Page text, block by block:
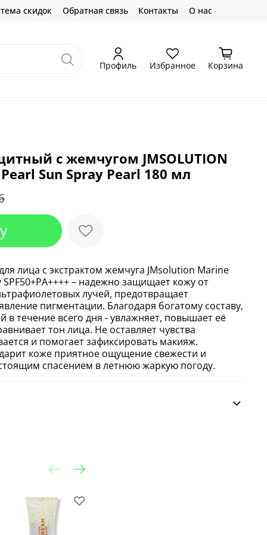
скидок Обратная связь Контакты О нас
Профиль Избранное Корзина
с жемчугом JMSOLUTION
Sun Spray Pearl 180 мл
лица c экстрактом жемчуга JMsolution Marine
– надежно защищает кожу от
лучей, предотвращает
пигментации. Благодаря богатому составу,
в течение всего дня - увлажняет, повышает её
тон лица. Не оставляет чувства
и помогает зафиксировать макияж.
коже приятное ощущение свежести и
спасением в летнюю жаркую погоду.